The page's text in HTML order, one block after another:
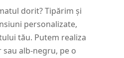
dorit? Tipărim și
personalizate,
tău. Putem realiza
alb-negru, pe o